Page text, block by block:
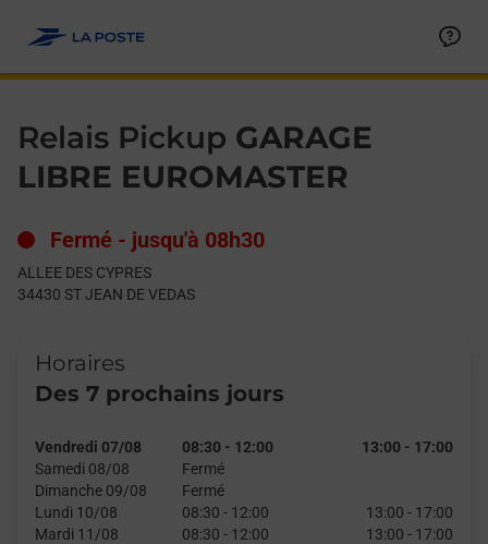
Relais Pickup GARAGE
LIBRE EUROMASTER
Fermé - jusqu'à 08h30
ALLEE DES CYPRES
34430 ST JEAN DE VEDAS
Horaires
Des 7 prochains jours
Vendredi 07/08 08:30 - 12:00 13:00 - 17:00
Samedi 08/08
Fermé
Dimanche 09/08
Fermé
Lundi 10/08
08:30 - 12:00 13:00 - 17:00
Mardi 11/08
08:30 - 12:00 13:00 - 17:00